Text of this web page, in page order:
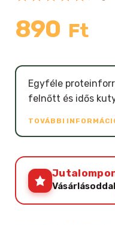
890 Ft
Egyféle
felnőtt és idős
TOVÁBBI
Vásárlásoddal